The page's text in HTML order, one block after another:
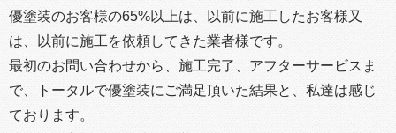
優塗装のお客様の65%以上は、以前に施工したお客様又
は、以前に施工を依頼してきた業者様です。
最初のお問い合わせから、施工完了、アフターサービスま
で、トータルで優塗装にご満足頂いた結果と、私達は感じ
ております。